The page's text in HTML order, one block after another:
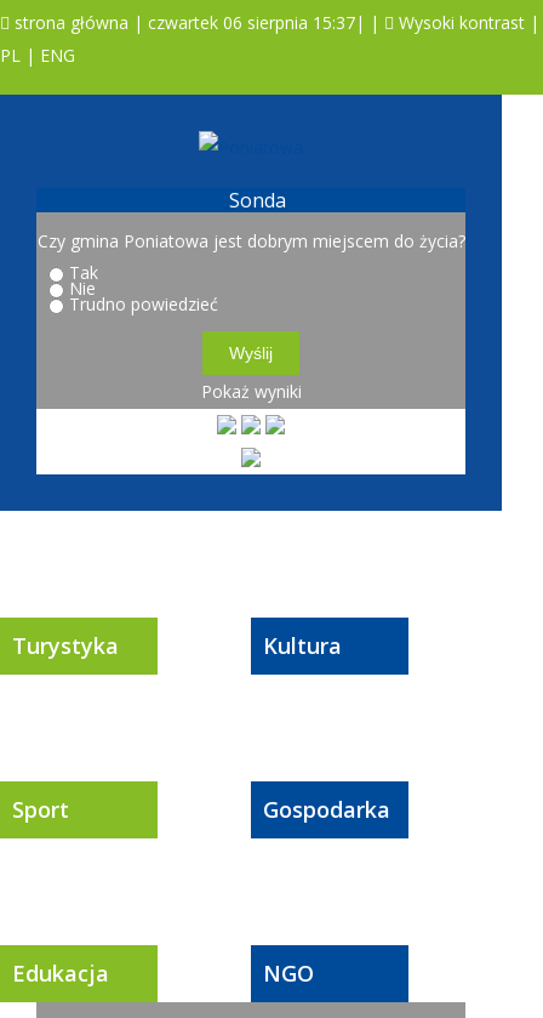
strona główna | czwartek 06 sierpnia 15:37| | Wysoki kontrast |
PL | ENG
Sonda
Czy gmina Poniatowa jest dobrym miejscem do życia?
Tak
Nie
Trudno powiedzieć
Pokaż wyniki
Turystyka Kultura
Sport Gospodarka
Edukacja NGO